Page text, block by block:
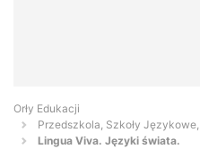
Orły Edukacji
Przedszkola, Szkoły
Lingua Viva. Języki świata.